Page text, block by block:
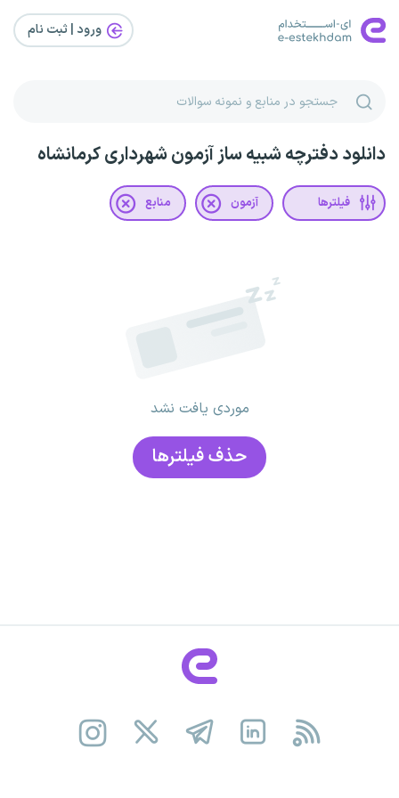
ورود | ثبت‌ نام
دانلود دفترچه شبیه ساز آزمون شهرداری کرمانشاه
فیلترها آزمون منابع
موردی یافت نشد
حذف فیلتر‌ها